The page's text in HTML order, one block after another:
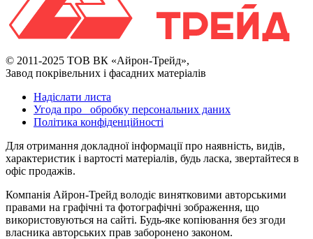
© 2011-2025 ТОВ ВК «Айрон-Трейд»,
Завод покрівельних і фасадних матеріалів
Надіслати листа
Угода про обробку персональних даних
Політика конфіденційності
Для отримання докладної інформації про наявність, видів,
характеристик і вартості матеріалів, будь ласка, звертайтеся в
офіс продажів.
Компанія Айрон-Трейд володіє винятковими авторськими
правами на графічні та фотографічні зображення, що
використовуються на сайті. Будь-яке копіювання без згоди
власника авторських прав заборонено законом.